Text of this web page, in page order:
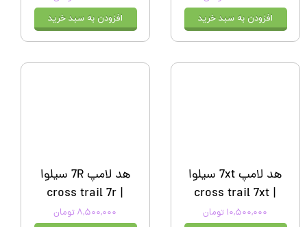
افزودن به سبد خرید افزودن به سبد خرید
هد لامپ 7xt سیلوا
| cross trail 7xt
۱۰,۵۰۰,۰۰۰ تومان
هد لامپ 7R سیلوا
| cross trail 7r
۸,۵۰۰,۰۰۰ تومان